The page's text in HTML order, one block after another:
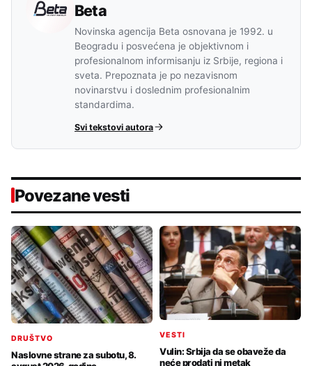
Beta
Novinska agencija Beta osnovana je 1992. u
Beogradu i posvećena je objektivnom i
profesionalnom informisanju iz Srbije, regiona i
sveta. Prepoznata je po nezavisnom
novinarstvu i doslednim profesionalnim
standardima.
Svi tekstovi autora
Povezane vesti
DRUŠTVO
Naslovne strane za subotu, 8.
VESTI
Vulin: Srbija da se obaveže da
neće prodati ni metak